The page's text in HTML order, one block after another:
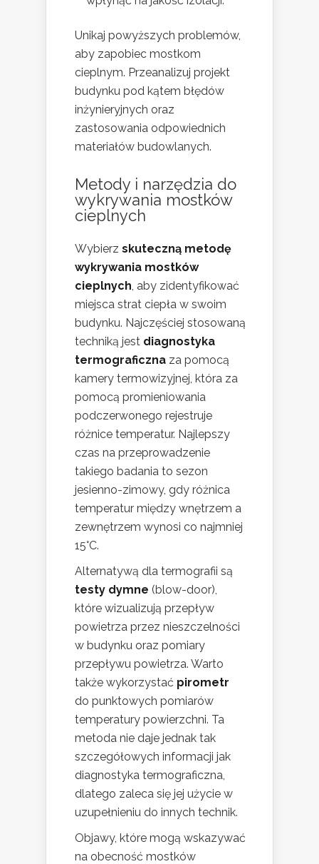
Unikaj powyższych problemów,
aby zapobiec mostkom
cieplnym. Przeanalizuj projekt
budynku pod kątem błędów
inżynieryjnych oraz
zastosowania odpowiednich
materiałów budowlanych.
Metody i narzędzia do
wykrywania mostków
cieplnych
Wybierz skuteczną metodę
wykrywania mostków
cieplnych, aby zidentyfikować
miejsca strat ciepła w swoim
budynku. Najczęściej stosowaną
techniką jest diagnostyka
termograficzna za pomocą
kamery termowizyjnej, która za
pomocą promieniowania
podczerwonego rejestruje
różnice temperatur. Najlepszy
czas na przeprowadzenie
takiego badania to sezon
jesienno-zimowy, gdy różnica
temperatur między wnętrzem a
zewnętrzem wynosi co najmniej
15°C.
Alternatywą dla termografii są
testy dymne (blow-door),
które wizualizują przepływ
powietrza przez nieszczelności
w budynku oraz pomiary
przepływu powietrza. Warto
także wykorzystać pirometr
do punktowych pomiarów
temperatury powierzchni. Ta
metoda nie daje jednak tak
szczegółowych informacji jak
diagnostyka termograficzna,
dlatego zaleca się jej użycie w
uzupełnieniu do innych technik.
Objawy, które mogą wskazywać
na obecność mostków